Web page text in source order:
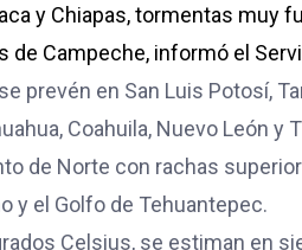
y Chiapas, tormentas muy
Campeche, informó el
prevén en San Luis Potosí,
Coahuila, Nuevo León y
de Norte con rachas
y el Golfo de Tehuantepec.
Celsius, se estiman en